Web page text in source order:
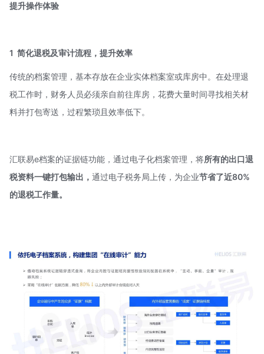
提升操作体验
1 简化退税及审计流程，提升效率
传统的档案管理，基本存放在企业实体档案室或库房中。在处理退
税工作时，财务人员必须亲自前往库房，花费大量时间寻找相关材
料并打包寄送，过程繁琐且效率低下。
汇联易e档案的证据链功能，通过电子化档案管理，将所有的出口退
税资料一键打包输出， 通过电子税务局上传，为企业节省了近80%
的退税工作量。